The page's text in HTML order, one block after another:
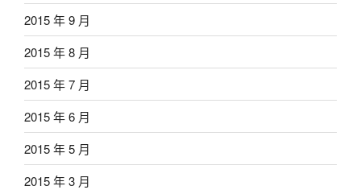
2015 年 9 月
2015 年 8 月
2015 年 7 月
2015 年 6 月
2015 年 5 月
2015 年 3 月